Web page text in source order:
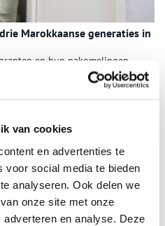
van cookies
en advertenties te
voor social media te bieden
analyseren. Ook delen we
onze site met onze
en analyse. Deze
Marokkaanse generaties in
en hun nakomelingen
Alkmaar neerstreken? Joke
zowel Marokkanen van de